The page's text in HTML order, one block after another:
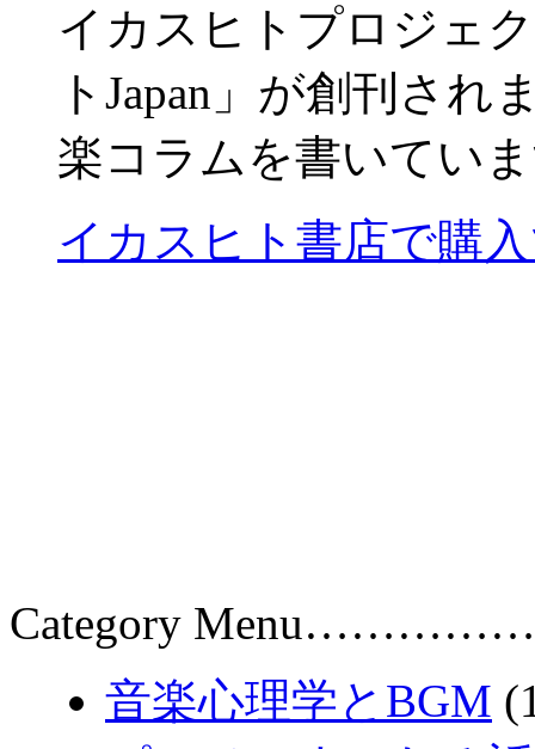
イカスヒトプロジェ
トJapan」が創刊さ
楽コラムを書いてい
イカスヒト書店で購
Category
音楽心理学とBGM